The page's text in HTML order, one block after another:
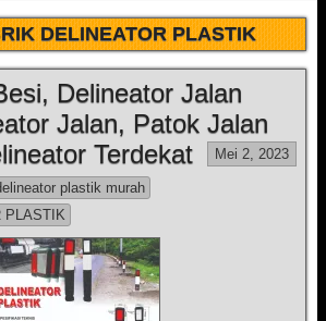
DELINEATOR PLASTIK
Delineator Jalan
Jalan, Patok Jalan
Terdekat
Mei 2, 2023
plastik murah
PLASTIK